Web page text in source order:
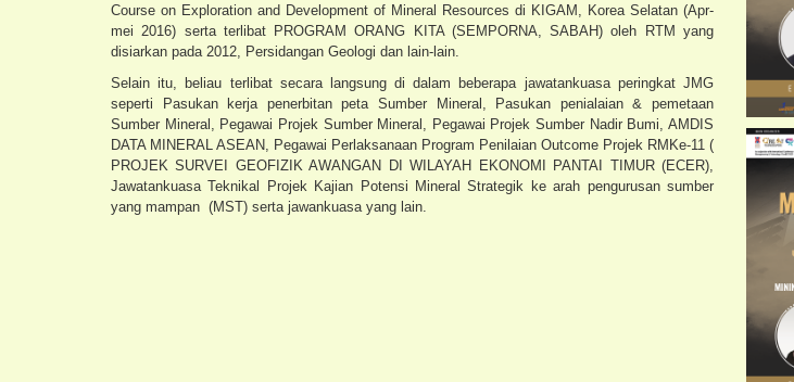
Course on Exploration and Development of Mineral Resources di KIGAM, Korea Selatan (Apr-
mei 2016) serta terlibat PROGRAM ORANG KITA (SEMPORNA, SABAH) oleh RTM yang
disiarkan pada 2012, Persidangan Geologi dan lain-lain.
Selain itu, beliau terlibat secara langsung di dalam beberapa jawatankuasa peringkat JMG
seperti Pasukan kerja penerbitan peta Sumber Mineral, Pasukan penialaian & pemetaan
Sumber Mineral, Pegawai Projek Sumber Mineral, Pegawai Projek Sumber Nadir Bumi, AMDIS
DATA MINERAL ASEAN, Pegawai Perlaksanaan Program Penilaian Outcome Projek RMKe-11 (
PROJEK SURVEI GEOFIZIK AWANGAN DI WILAYAH EKONOMI PANTAI TIMUR (ECER),
Jawatankuasa Teknikal Projek Kajian Potensi Mineral Strategik ke arah pengurusan sumber
yang mampan (MST) serta jawankuasa yang lain.